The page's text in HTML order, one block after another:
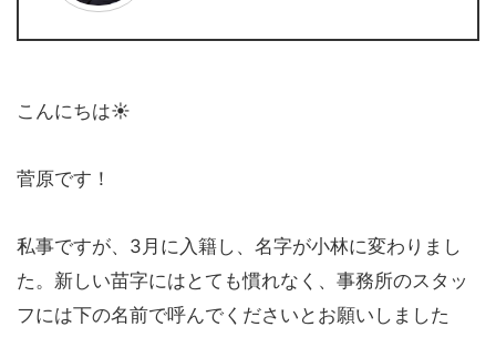
こんにちは☀
菅原です！
私事ですが、3月に入籍し、名字が小林に変わりまし
た。新しい苗字にはとても慣れなく、事務所のスタッ
フには下の名前で呼んでくださいとお願いしました